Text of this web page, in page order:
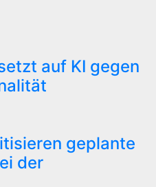
auf KI gegen
geplante
der